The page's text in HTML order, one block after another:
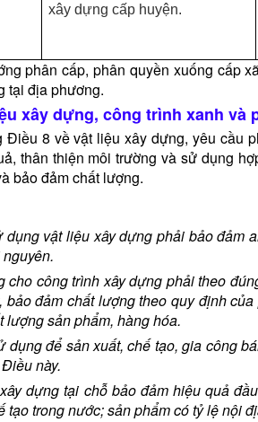
xây dựng cấp huyện.
phân cấp, phân quyền xuống cấp
tại địa phương.
xây dựng, công trình xanh và
8 về vật liệu xây dựng, yêu cầu
thân thiện môi trường và sử dụng
bảo đảm chất lượng.
dụng vật liệu xây dựng phải bảo đảm
cho công trình xây dựng phải theo
bảo đảm chất lượng theo quy định
lượng sản phẩm, hàng hóa.
dụng để sản xuất, chế tạo, gia công
này.
dựng tại chỗ bảo đảm hiệu quả
tạo trong nước; sản phẩm có tỷ lệ nội